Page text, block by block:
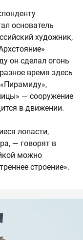
основатель
художник,
он сделал огонь
время здесь
— сооружение
в движении.
лопасти,
— говорят в
можно
строение».